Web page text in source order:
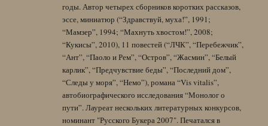
годы. Автор четырех сборников коротких рассказов,
эссе, миниатюр (“Здравствуй, муха!”, 1991;
“Мамзер”, 1994; “Махнуть хвостом!”, 2008;
“Кукисы”, 2010), 11 повестей (“ЛЧК”, “Перебежчик”,
“Ант”, “Паоло и Рем”, “Остров”, “Жасмин”, “Белый
карлик”, “Предчувствие беды”, “Последний дом”,
“Следы у моря”, “Немо”), романа “Vis vitalis”,
автобиографического исследования “Монолог о
пути”. Лауреат нескольких литературных конкурсов,
номинант "Русского Букера 2007". Печатался в